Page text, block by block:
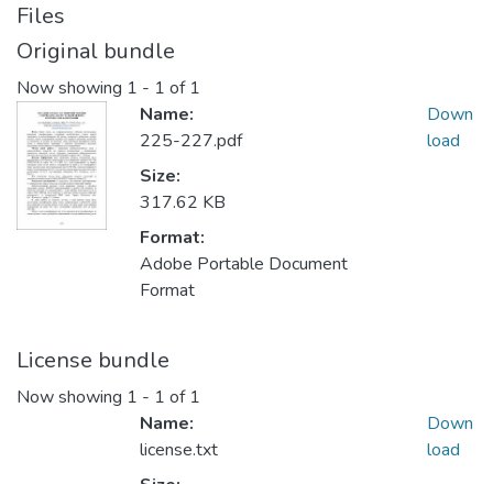
Files
Original bundle
Now showing 1 - 1 of 1
Name:
225-227.pdf
Size:
317.62 KB
Format:
Adobe Portable Document
Format
Down
load
License bundle
Now showing 1 - 1 of 1
Name:
license.txt
Down
load